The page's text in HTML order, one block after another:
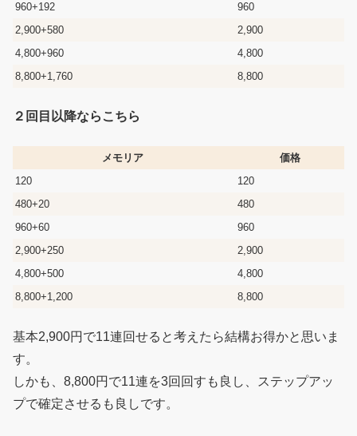
960+192
960
2,900+580
2,900
4,800+960
4,800
8,800+1,760
8,800
２回目以降ならこちら
メモリア
価格
120
120
480+20
480
960+60
960
2,900+250
2,900
4,800+500
4,800
8,800+1,200
8,800
基本2,900円で11連回せると考えたら結構お得かと思いま
す。
しかも、8,800円で11連を3回回すも良し、ステップアッ
プで確定させるも良しです。